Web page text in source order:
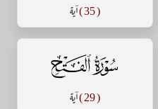
( 35 ) آية
سورة الفتح
( 29 ) آية